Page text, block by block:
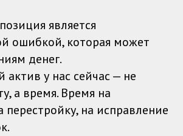
является
ошибкой, которая может
денег.
у нас сейчас — не
а время. Время на
перестройку, на исправление